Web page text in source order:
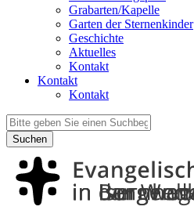
Grabarten/Kapelle
Garten der Sternenkinder
Geschichte
Aktuelles
Kontakt
Kontakt
Kontakt
Suchen